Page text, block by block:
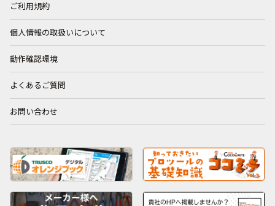
ご利用規約
個人情報の取扱いについて
動作確認環境
よくあるご質問
お問い合わせ